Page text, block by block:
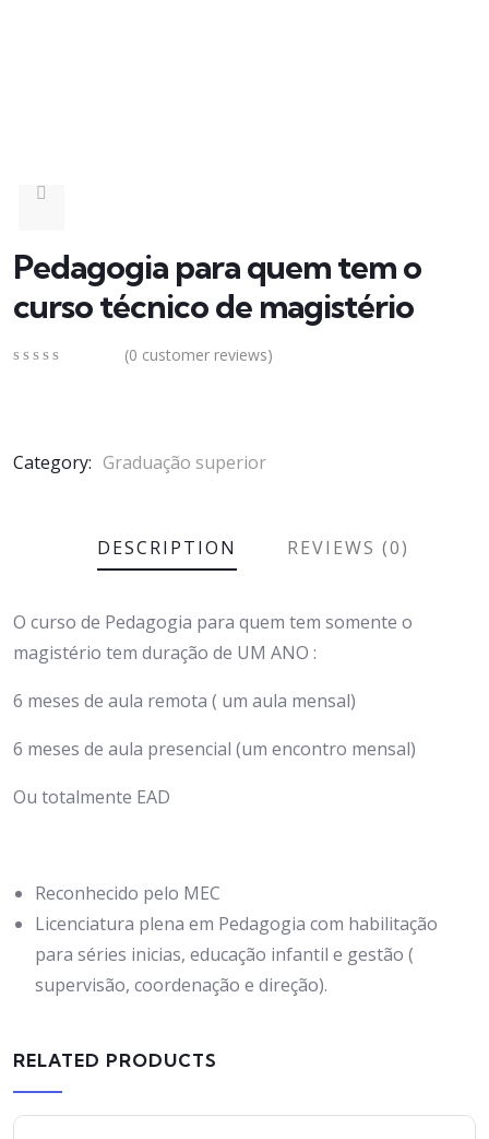
Pedagogia para quem tem o
curso técnico de magistério
on
customer
(0 customer reviews)
Category: Graduação superior
DESCRIPTION REVIEWS (0)
O curso de Pedagogia para quem tem somente o
magistério tem duração de UM ANO :
6 meses de aula remota ( um aula mensal)
6 meses de aula presencial (um encontro mensal)
Ou totalmente EAD
Reconhecido pelo MEC
Licenciatura plena em Pedagogia com habilitação
para séries inicias, educação infantil e gestão (
supervisão, coordenação e direção).
RELATED PRODUCTS